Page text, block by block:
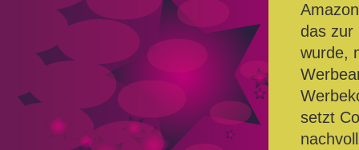
das zur
wurde,
setzt